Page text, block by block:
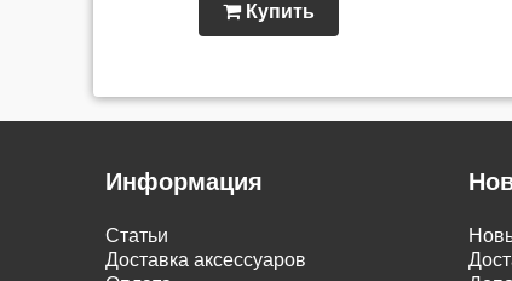
Купить
Информация
Статьи
Доставка аксессуаров